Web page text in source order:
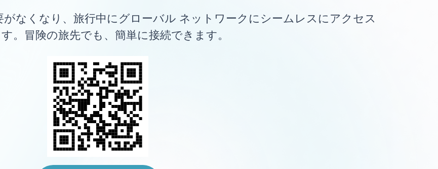
なくなり、旅行中にグローバル ネットワークにシームレスにアクセス
。冒険の旅先でも、簡単に接続できます。